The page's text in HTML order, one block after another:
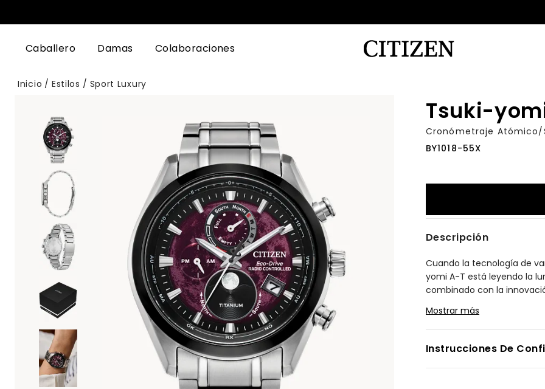
Caballero Damas Colaboraciones
Inicio Estilos Sport Luxury
Tsuki-
Cronómetraje Atómico/
BY1018-55X
Descripción
Cuando la tecnología de
yomi A-T está leyendo la
combinado con la
una ventana situada a las
tiene una caja de Super
diseño elevado que le
rojo intenso se combina
visualización tan atractiva
Mostrar más
Instrucciones De